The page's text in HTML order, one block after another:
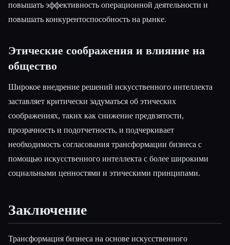
повышать эффективность операционной деятельности и
повышать конкурентоспособность на рынке.
Этические соображения и влияние на
общество
Широкое внедрение решений искусственного интеллекта
заставляет критически задуматься об этических
соображениях, таких как снижение предвзятости,
прозрачность и подотчетность, и подчеркивает
необходимость согласования трансформации бизнеса с
помощью искусственного интеллекта с более широкими
социальными ценностями и этическими принципами.
Заключение
Трансформация бизнеса на основе искусственного